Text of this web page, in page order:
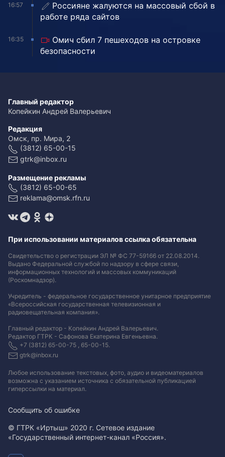
16:57
Россияне жалуются на массовый сбой в
работе ряда сайтов
16:35
Омич сбил 7 пешеходов на островке
безопасности
Главный редактор
Копейкин Андрей Валерьевич
Редакция
Омск, пр. Мира, 2
(3812) 65-00-15
gtrk@inbox.ru
Размещение рекламы
(3812) 65-00-65
reklama@omsk.rfn.ru
При использовании материалов ссылка обязательна
Свидетельство о регистрации ЭЛ № ФС 77-59166 от 22.08.2014.
Выдано Федеральной службой по надзору в сфере связи,
информационных технологий и массовых коммуникаций
(Роскомнадзор).
Учредитель - федеральное государственное унитарное предприятие
«Всероссийская государственная телевизионная и
радиовещательная компания».
Главный редактор - Копейкин Андрей Валерьевич.
Редактор ГТРК - Сафонова Екатерина Евгеньевна.
+7 (3812) 65-00-75 , 65-00-15.
gtrk@inbox.ru
Любое использование текстовых, фото, аудио и видеоматериалов
возможна с указанием источника с обязательной публикацией
гиперссылки на материал.
Сообщить об ошибке
© ГТРК «Иртыш» 2020 г. Сетевое издание
«Государственный интернет-канал «Россия».